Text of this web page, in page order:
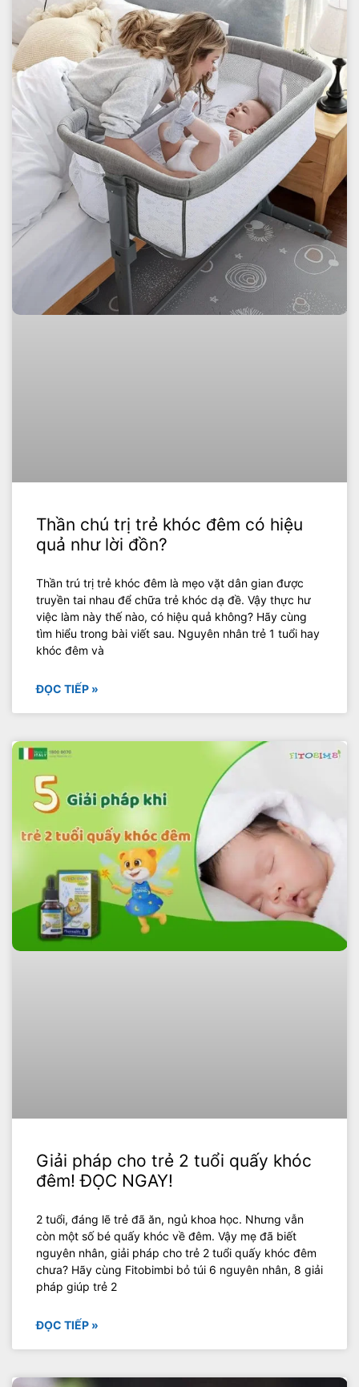
Thần chú trị trẻ khóc đêm có hiệu
quả như lời đồn?
Thần trú trị trẻ khóc đêm là mẹo vặt dân gian được
truyền tai nhau để chữa trẻ khóc dạ đề. Vậy thực hư
việc làm này thế nào, có hiệu quả không? Hãy cùng
tìm hiểu trong bài viết sau. Nguyên nhân trẻ 1 tuổi hay
khóc đêm và
ĐỌC TIẾP »
Giải pháp cho trẻ 2 tuổi quấy khóc
đêm! ĐỌC NGAY!
2 tuổi, đáng lẽ trẻ đã ăn, ngủ khoa học. Nhưng vẫn
còn một số bé quấy khóc về đêm. Vậy mẹ đã biết
nguyên nhân, giải pháp cho trẻ 2 tuổi quấy khóc đêm
chưa? Hãy cùng Fitobimbi bỏ túi 6 nguyên nhân, 8 giải
pháp giúp trẻ 2
ĐỌC TIẾP »